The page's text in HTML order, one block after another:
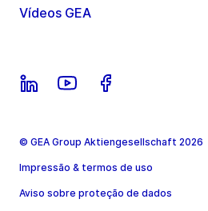
Vídeos GEA
© GEA Group Aktiengesellschaft 2026
Impressão & termos de uso
Aviso sobre proteção de dados